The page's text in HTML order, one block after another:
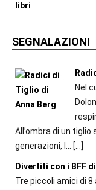
SEGNALAZIONI
Nel
All’ombra di un
generazioni, l...
[…]
Divertiti con i BFF
Tre piccoli amici di